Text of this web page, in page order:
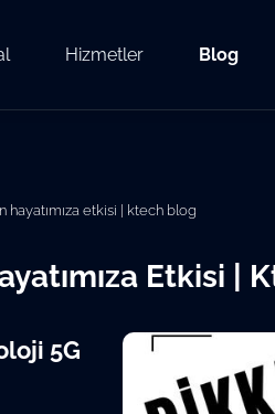
Hizmetler Blog
etkisi | ktech blog
Etkisi |
5G